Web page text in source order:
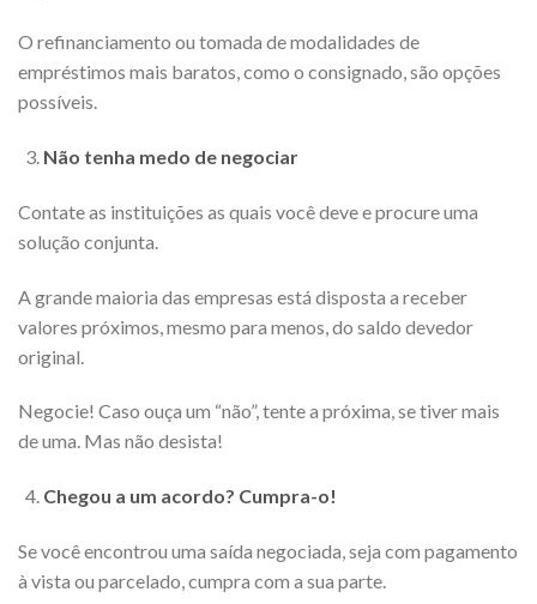
O refinanciamento ou tomada de modalidades de
empréstimos mais baratos, como o consignado, são opções
possíveis.
Não tenha medo de negociar
Contate as instituições as quais você deve e procure uma
solução conjunta.
A grande maioria das empresas está disposta a receber
valores próximos, mesmo para menos, do saldo devedor
original.
Negocie! Caso ouça um “não”, tente a próxima, se tiver mais
de uma. Mas não desista!
Chegou a um acordo? Cumpra-o!
Se você encontrou uma saída negociada, seja com pagamento
à vista ou parcelado, cumpra com a sua parte.